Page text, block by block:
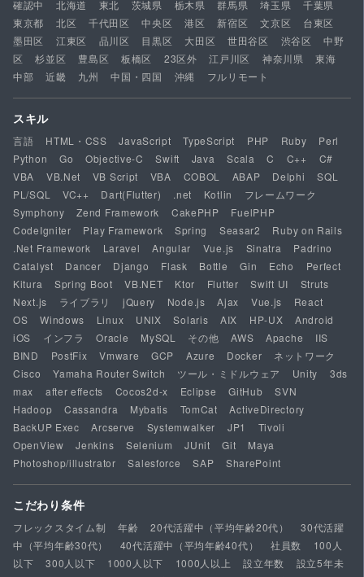
確認中 北海道 東北 茨城県 栃木県 群馬県 埼玉県
千葉県
東京都
北区 千代田区 中央区 港区 新宿区 文京区
台東区
墨田区
江東区 品川区 目黒区 大田区 世田谷区 渋谷区
中野
区
杉並区 豊島区 板橋区 23区外 江戸川区 神奈川県
東海
中部
近畿 九州 中国・四国 沖縄 フルリモート
スキル
言語 HTML・CSS JavaScript TypeScript PHP Ruby
Perl
Python
Go Objective-C Swift Java Scala C C++
C#
VBA
VB.Net VB Script VBA COBOL ABAP Delphi
SQL
PL/SQL
VC++ Dart(Flutter) .net Kotlin
フレームワーク
Symphony
Zend Framework CakePHP
FuelPHP
CodeIgniter
Play Framework Spring Seasar2
Ruby on Rails
.Net Framework
Laravel Angular Vue.js Sinatra
Padrino
Catalyst
Dancer Django Flask Bottle Gin Echo
Perfect
Kitura
Spring Boot VB.NET Ktor Flutter Swift UI
Struts
Next.js
ライブラリ jQuery Node.js Ajax Vue.js
React
OS
Windows Linux UNIX Solaris AIX HP-UX
Android
iOS
インフラ Oracle MySQL その他 AWS Apache
IIS
BIND
PostFix Vmware GCP Azure Docker
ネットワーク
Cisco
Yamaha Router Switch ツール・ミドルウェア Unity
3ds
max
after effects Cocos2d-x Eclipse GitHub
SVN
Hadoop
Cassandra Mybatis TomCat
ActiveDirectory
BackUP Exec
Arcserve Systemwalker JP1
Tivoli
OpenView
Jenkins Selenium JUnit Git
Maya
Photoshop/illustrator
Salesforce SAP SharePoint
こだわり条件
フレックスタイム制 年齢 20代活躍中（平均年齢20代）
30代活躍
中（平均年齢30代）
40代活躍中（平均年齢40代） 社員数
100人
以下
300人以下 1000人以下 1000人以上 設立年数
設立5年未